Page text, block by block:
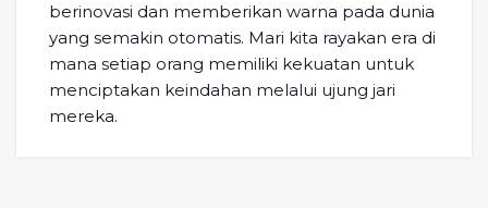
berinovasi dan memberikan warna pada dunia
yang semakin otomatis. Mari kita rayakan era di
mana setiap orang memiliki kekuatan untuk
menciptakan keindahan melalui ujung jari
mereka.